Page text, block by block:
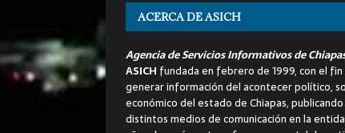
ACERCA DE ASICH
Agencia de Servicios Informativos de
ASICH fundada en febrero de 1999, con el fin
generar información del acontecer político,
económico del estado de Chiapas,
distintos medios de comunicación en la